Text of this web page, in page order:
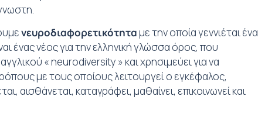
νευροδιαφορετικότηταμε την οποία γεννιέται ένα
ένας νέος για την ελληνική γλώσσα όρος, που
« neurodiversity » και χρησιμεύει για να
με τους οποίους λειτουργεί ο εγκέφαλος,
αισθάνεται, καταγράφει, μαθαίνει, επικοινωνεί και